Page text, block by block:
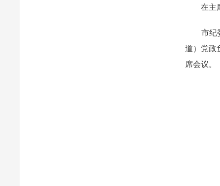
在主席
市纪委
道）党政
席会议